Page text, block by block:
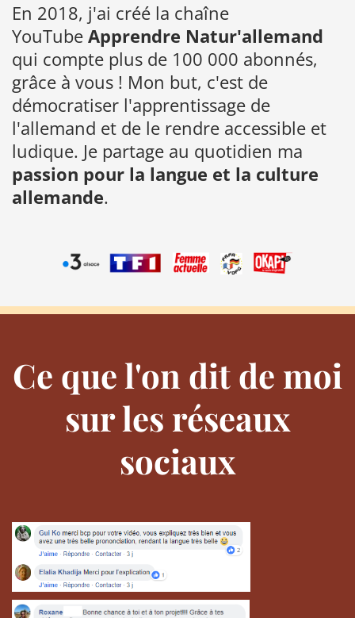
En 2018, j'ai créé la chaîne
YouTube Apprendre Natur'allemand
qui compte plus de 100 000 abonnés,
grâce à vous ! Mon but, c'est de
démocratiser l'apprentissage de
l'allemand et de le rendre accessible et
ludique. Je partage au quotidien ma
passion pour la langue et la culture
allemande.
Ce que l'on dit de moi
sur les réseaux
sociaux